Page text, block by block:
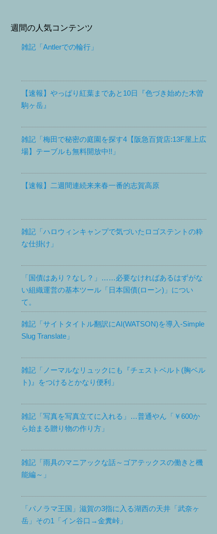
週間の人気コンテンツ
雑記「Antlerでの輪行」
【速報】やっぱり紅葉まであと10日『色づき始めた木曽
駒ヶ岳』
雑記「梅田で秘密の庭園を探す4【阪急百貨店:13F屋上広
場】テーブルも無料開放中!!」
【速報】二週間連続来来春一番的志賀高原
雑記「ハロウィンキャンプで気づいたロゴステントの粋
な仕掛け」
「国債はあり？なし？」……必要なければあるはずがな
い組織運営の基本ツール「日本国債(ローン)」につい
て。
雑記「サイトタイトル翻訳にAI(WATSON)を導入-Simple
Slug Translate」
雑記「ノーマルなリュックにも『チェストベルト(胸ベル
ト)』をつけるとかなり便利」
雑記「写真を写真立てに入れる」…普通やん「￥600か
ら始まる贈り物の作り方」
雑記「雨具のマニアックな話～ゴアテックスの働きと機
能編～」
「パノラマ王国」滋賀の3指に入る湖西の天井「武奈ヶ
岳」その1「イン谷口→金糞峠」